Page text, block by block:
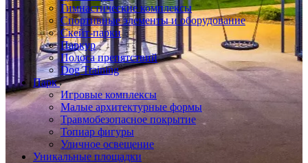
Гимнастические комплексы
Спортивные элементы и оборудование
Скейт-парки
Паркур
Полоса препятствий
Dog Training
Парк
Игровые комплексы
Малые архитектурные формы
Травмобезопасное покрытие
Топиар фигуры
Уличное освещение
Уникальные площадки